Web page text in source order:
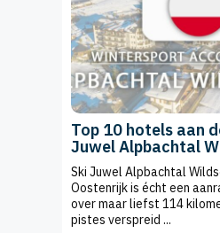
Top 10 hotels aan
Juwel Alpbachtal
Ski Juwel Alpbachtal
Oostenrijk is écht een
over maar liefst 114
pistes verspreid ...